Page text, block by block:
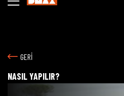
GERİ
NASIL YAPILIR?